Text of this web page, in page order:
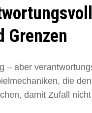
Grenzen
– aber
die
damit Zufall